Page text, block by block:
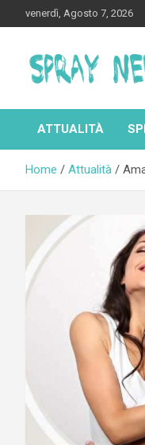
to
venerdì, Agosto 7, 2026
ATTUALITÀ
Home Attualità